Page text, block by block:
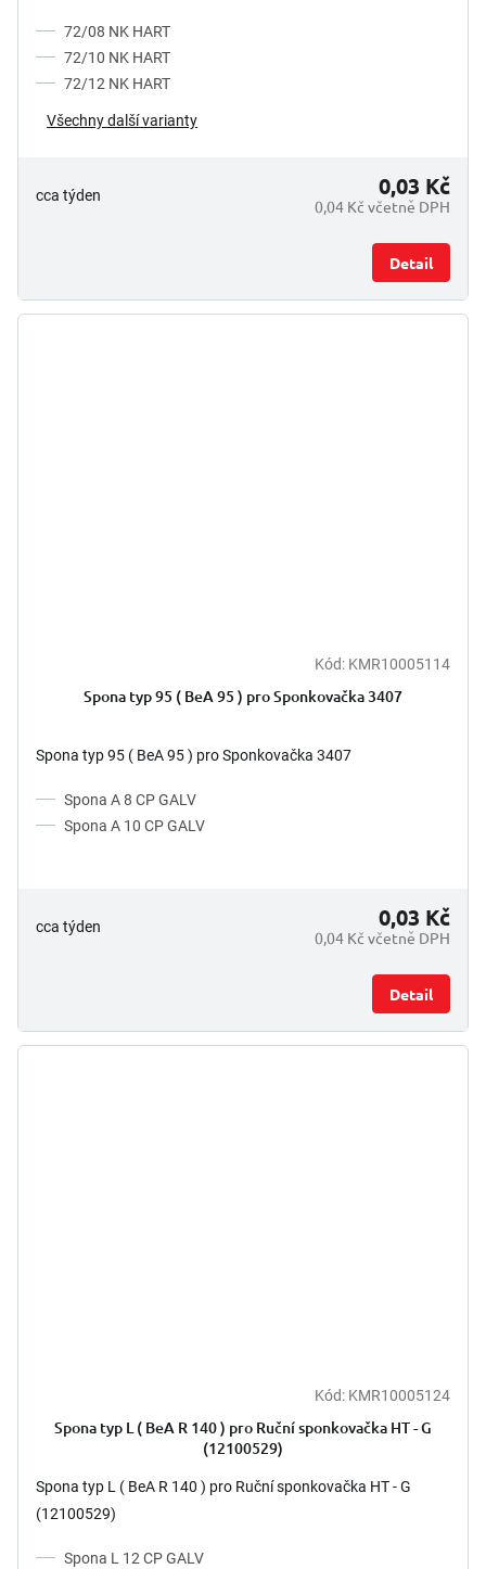
72/08 NK HART
72/10 NK HART
72/12 NK HART
Všechny další varianty
cca týden
0,04 Kč včetně DPH
0,03 Kč
Detail
Kód: KMR10005114
Spona typ 95 ( BeA 95 ) pro Sponkovačka 3407
Spona typ 95 ( BeA 95 ) pro Sponkovačka 3407
Spona A 8 CP GALV
Spona A 10 CP GALV
cca týden
0,04 Kč včetně DPH
0,03 Kč
Detail
Kód: KMR10005124
Spona typ L ( BeA R 140 ) pro Ruční sponkovačka HT - G
(12100529)
Spona typ L ( BeA R 140 ) pro Ruční sponkovačka HT - G
(12100529)
Spona L 12 CP GALV